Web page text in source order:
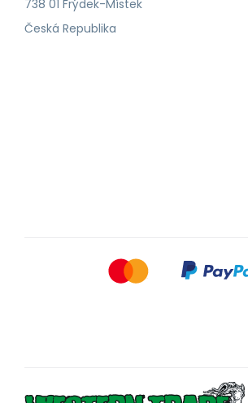
738 01 Frýdek-Místek
Česká Republika